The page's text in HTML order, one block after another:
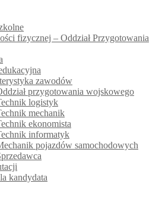
fizycznej – Oddział Przygotowania
zawodów
przygotowania wojskowego
logistyk
mechanik
ekonomista
informatyk
pojazdów samochodowych
kandydata